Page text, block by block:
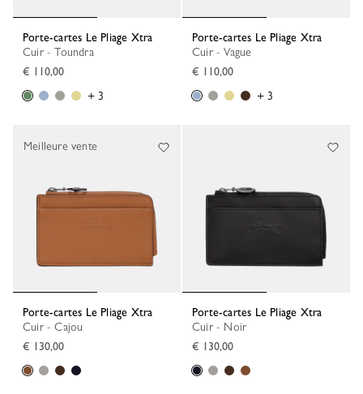
Porte-cartes Le Pliage Xtra
Cuir - Toundra
€ 110,00
+ 3
Porte-cartes Le Pliage Xtra
Cuir - Vague
€ 110,00
+ 3
Porte-cartes Le Pliage Xtra
Cuir - Cajou
€ 130,00
Meilleure vente
Porte-cartes Le Pliage Xtra
Cuir - Noir
€ 130,00